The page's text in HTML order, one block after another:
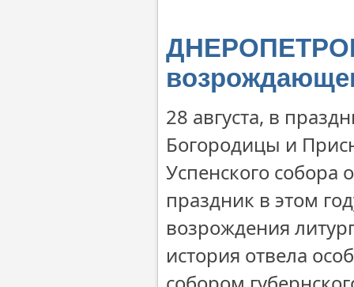
28 августа, в
Богородицы и
Успенского собора
праздник в этом
возрождения
история отвела